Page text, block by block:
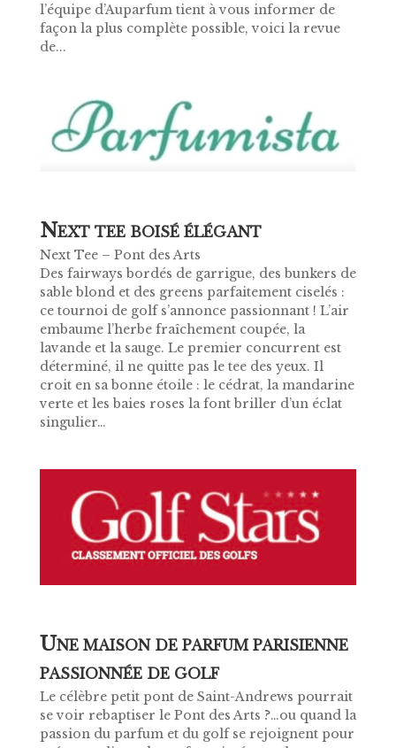
l’équipe d’Auparfum tient à vous informer de
façon la plus complète possible, voici la revue
de...
NEXT TEE BOISÉ ÉLÉGANT
Next Tee – Pont des Arts
Des fairways bordés de garrigue, des bunkers de
sable blond et des greens parfaitement ciselés :
ce tournoi de golf s’annonce passionnant ! L’air
embaume l’herbe fraîchement coupée, la
lavande et la sauge. Le premier concurrent est
déterminé, il ne quitte pas le tee des yeux. Il
croit en sa bonne étoile : le cédrat, la mandarine
verte et les baies roses la font briller d’un éclat
singulier…
UNE MAISON DE PARFUM PARISIENNE
PASSIONNÉE DE GOLF
Le célèbre petit pont de Saint-Andrews pourrait
se voir rebaptiser le Pont des Arts ?…ou quand la
passion du parfum et du golf se rejoignent pour